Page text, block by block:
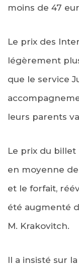
moins de 47
Le prix des
légèrement
que le service
leurs parents
Le prix du
en moyenne
et le forfait,
été augmenté
M. Krakovitch.
Il a insisté sur